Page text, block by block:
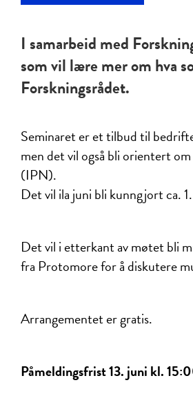
I samarbeid med
som vil lære mer om hva
Forskningsrådet.
Seminaret er et tilbud til
men det vil også bli orientert
(IPN).
Det vil ila juni bli kunngjort ca.
Det vil i etterkant av møtet bli
fra Protomore for å diskutere
Arrangementet er gratis.
Påmeldingsfrist 13. juni kl.